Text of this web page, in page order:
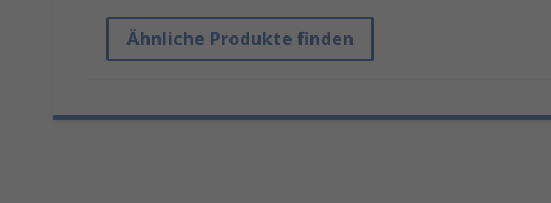
Ähnliche Produkte finden